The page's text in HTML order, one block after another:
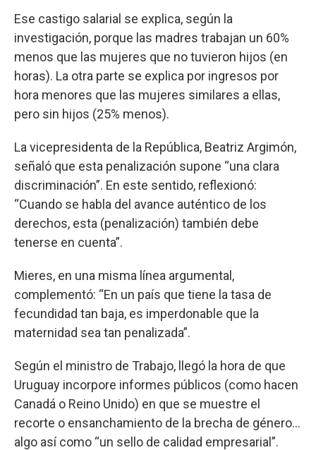
Ese castigo salarial se explica, según la
investigación, porque las madres trabajan un 60%
menos que las mujeres que no tuvieron hijos (en
horas). La otra parte se explica por ingresos por
hora menores que las mujeres similares a ellas,
pero sin hijos (25% menos).
La vicepresidenta de la República, Beatriz Argimón,
señaló que esta penalización supone “una clara
discriminación”. En este sentido, reflexionó:
“Cuando se habla del avance auténtico de los
derechos, esta (penalización) también debe
tenerse en cuenta”.
Mieres, en una misma línea argumental,
complementó: “En un país que tiene la tasa de
fecundidad tan baja, es imperdonable que la
maternidad sea tan penalizada”.
Según el ministro de Trabajo, llegó la hora de que
Uruguay incorpore informes públicos (como hacen
Canadá o Reino Unido) en que se muestre el
recorte o ensanchamiento de la brecha de género…
algo así como “un sello de calidad empresarial”.